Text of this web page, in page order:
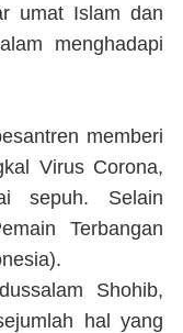
umat Islam dan
menghadapi
memberi
Virus Corona,
sepuh. Selain
Terbangan
Shohib,
hal yang